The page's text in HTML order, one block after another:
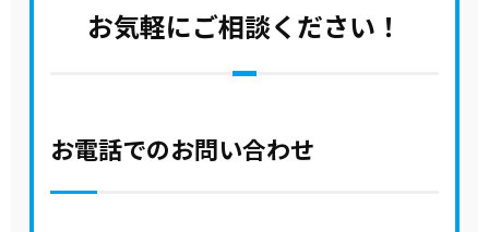
お気軽にご相談ください！
お電話でのお問い合わせ